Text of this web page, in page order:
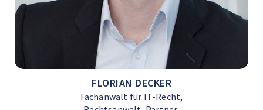
FLORIAN DECKER
Fachanwalt für IT-Recht,